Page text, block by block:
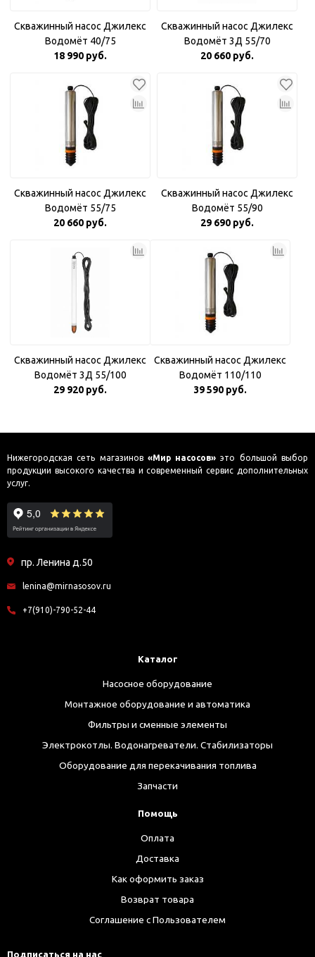
Скважинный насос Джилекс
Водомёт 40/75
18 990 руб.
Скважинный насос Джилекс
Водомёт 3Д 55/70
20 660 руб.
Скважинный насос Джилекс
Водомёт 55/75
20 660 руб.
Скважинный насос Джилекс
Водомёт 55/90
29 690 руб.
Скважинный насос Джилекс
Водомёт 3Д 55/100
29 920 руб.
Скважинный насос Джилекс
Водомёт 110/110
39 590 руб.
Нижегородская сеть магазинов «Мир насосов» это большой выбор
продукции высокого качества и современный сервис дополнительных
услуг.
пр. Ленина д.50
lenina@mirnasosov.ru
+7(910)-790-52-44
Каталог
Насосное оборудование
Монтажное оборудование и автоматика
Фильтры и сменные элементы
Электрокотлы. Водонагреватели. Стабилизаторы
Оборудование для перекачивания топлива
Запчасти
Помощь
Оплата
Доставка
Как оформить заказ
Возврат товара
Соглашение с Пользователем
Подписаться на нас